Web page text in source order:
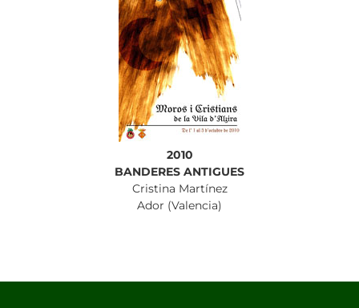
2010
BANDERES ANTIGUES
Cristina Martínez
Ador (Valencia)